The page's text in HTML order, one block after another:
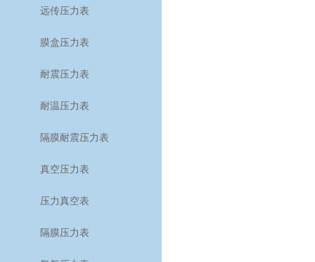
远传压力表
膜盒压力表
耐震压力表
耐温压力表
隔膜耐震压力表
真空压力表
压力真空表
隔膜压力表